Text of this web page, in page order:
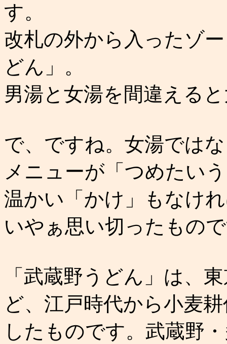
す。
改札の外から入ったゾ
どん」。
男湯と女湯を間違える
で、ですね。女湯では
メニューが「つめたい
温かい「かけ」もなけ
いやぁ思い切ったもの
「武蔵野うどん」は、
ど、江戸時代から小麦
したものです。武蔵野